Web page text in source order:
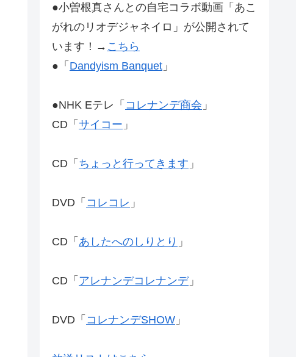
●小曽根真さんとの自宅コラボ動画「あこ
がれのリオデジャネイロ」が公開されて
います！→ こちら
●「 Dandyism Banquet 」
●NHK Eテレ「 コレナンデ商会 」
CD「 サイコー 」
CD「 ちょっと行ってきます 」
DVD「 コレコレ 」
CD「 あしたへのしりとり 」
CD「 アレナンデコレナンデ」
DVD「 コレナンデSHOW 」